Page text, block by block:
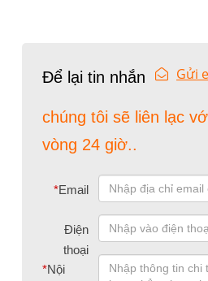
Để lại tin nhắn Gửi
chúng tôi sẽ liên lạc
vòng 24 giờ..
*Email
Điện
thoại
*Nội